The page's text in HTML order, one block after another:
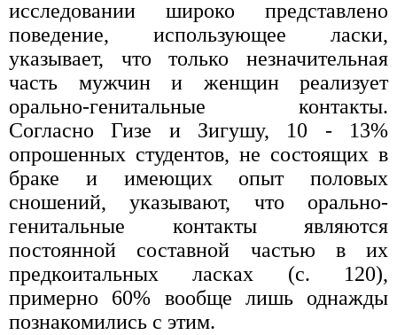
исследовании широко представлено
поведение, использующее ласки,
указывает, что только незначительная
часть мужчин и женщин реализует
орально-генитальные контакты.
Согласно Гизе и Зигушу, 10 - 13%
опрошенных студентов, не состоящих в
браке и имеющих опыт половых
сношений, указывают, что орально-
генитальные контакты являются
постоянной составной частью в их
предкоитальных ласках (с. 120),
примерно 60% вообще лишь однажды
познакомились с этим.